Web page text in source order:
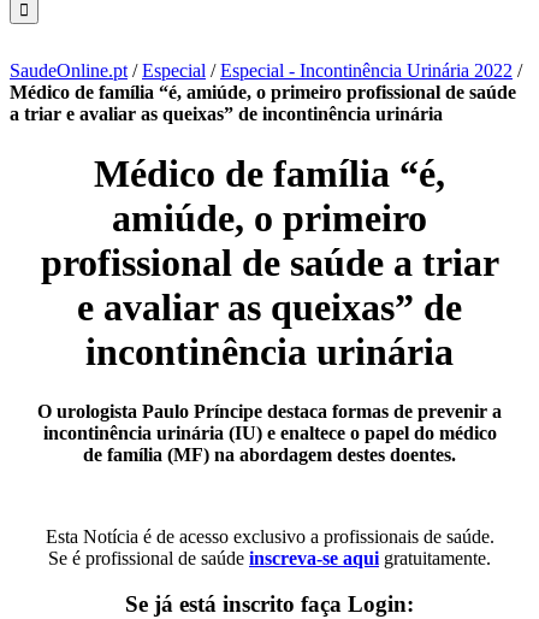
SaudeOnline.pt /Especial /Especial - Incontinência Urinária 2022 /
Médico de família “é, amiúde, o primeiro profissional de saúde
a triar e avaliar as queixas” de incontinência urinária
Médico de família “é,
amiúde, o primeiro
profissional de saúde a triar
e avaliar as queixas” de
incontinência urinária
O urologista Paulo Príncipe destaca formas de prevenir a
incontinência urinária (IU) e enaltece o papel do médico
de família (MF) na abordagem destes doentes.
Esta Notícia é de acesso exclusivo a profissionais de saúde.
Se é profissional de saúde inscreva-se aqui gratuitamente.
Se já está inscrito faça Login: